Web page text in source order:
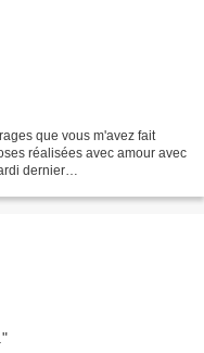
que vous m'avez fait
réalisées avec amour avec
dernier